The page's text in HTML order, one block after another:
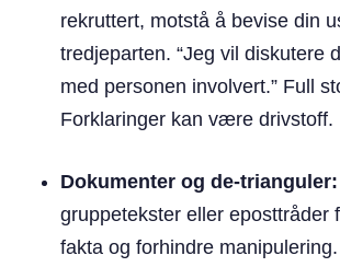
rekruttert, motstå å bevise din
tredjeparten. “Jeg vil diskutere
med personen involvert.” Full
Forklaringer kan være drivstoff.
Dokumenter og de-trianguler:
gruppetekster eller eposttråder
fakta og forhindre